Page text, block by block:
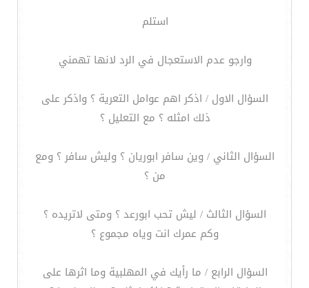
استلم
وارجو عدم الاستعجال في الرد لانها تهمني
السؤال الاول / اذكر اهم عوامل التعرية ؟ واذكر على
ذلك امثله ؟ مع التعليل ؟
السؤال الثاني / وين سافر ابوريان ؟ وليش سافر ؟ ومع
من ؟
السؤال الثالث / ليش تحب ابورعد ؟ ومتى لاتريده ؟
وكم عمرك انت وياه مجموع ؟
السؤال الرابع / ما رأيك في المهلبية وما اثرها على